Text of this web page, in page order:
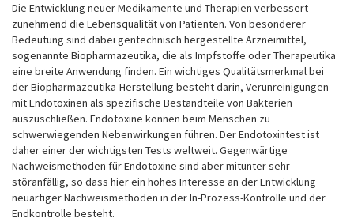
Die Entwicklung neuer Medikamente und Therapien verbessert
zunehmend die Lebensqualität von Patienten. Von besonderer
Bedeutung sind dabei gentechnisch hergestellte Arzneimittel,
sogenannte Biopharmazeutika, die als Impfstoffe oder Therapeutika
eine breite Anwendung finden. Ein wichtiges Qualitätsmerkmal bei
der Biopharmazeutika-Herstellung besteht darin, Verunreinigungen
mit Endotoxinen als spezifische Bestandteile von Bakterien
auszuschließen. Endotoxine können beim Menschen zu
schwerwiegenden Nebenwirkungen führen. Der Endotoxintest ist
daher einer der wichtigsten Tests weltweit. Gegenwärtige
Nachweismethoden für Endotoxine sind aber mitunter sehr
störanfällig, so dass hier ein hohes Interesse an der Entwicklung
neuartiger Nachweismethoden in der In-Prozess-Kontrolle und der
Endkontrolle besteht.